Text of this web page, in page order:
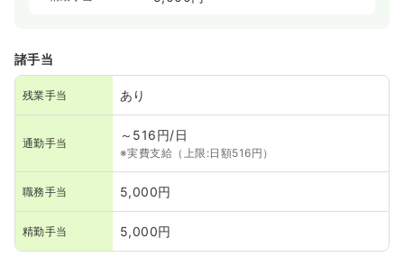
諸手当
残業手当 あり
通勤手当
～516円/日
※実費支給（上限:日額516円）
職務手当 5,000円
精勤手当 5,000円